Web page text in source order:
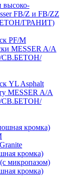
высоко-
FB/Z и FB/ZZ
ГРАНИТ)
PF/M
MESSER A/A
СВ.БЕТОН/
YL Asphalt
MESSER A/A
СВ.БЕТОН/
кромка)
кромка)
микропазом)
кромка)